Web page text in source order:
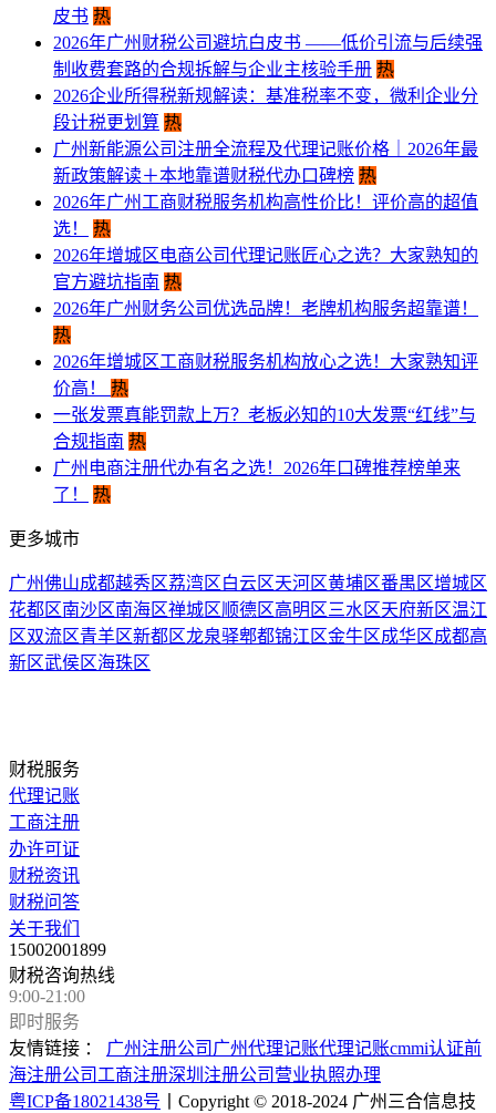
皮书 热
2026年广州财税公司避坑白皮书 ——低价引流与后续强
制收费套路的合规拆解与企业主核验手册 热
2026企业所得税新规解读：基准税率不变，微利企业分
段计税更划算 热
​广州新能源公司注册全流程及代理记账价格｜2026年最
新政策解读＋本地靠谱财税代办口碑榜 热
2026年广州工商财税服务机构高性价比！评价高的超值
选！
热
2026年增城区电商公司代理记账匠心之选？大家熟知的
官方避坑指南 热
​2026年广州财务公司优选品牌！老牌机构服务超靠谱！
热
2026年增城区工商财税服务机构放心之选！大家熟知评
价高！ ​ 热
一张发票真能罚款上万？老板必知的10大发票“红线”与
合规指南 热
广州电商注册代办有名之选！2026年口碑推荐榜单来
了！
热
更多城市
广州佛山成都越秀区荔湾区白云区天河区黄埔区番禺区增城区
花都区南沙区南海区禅城区顺德区高明区三水区天府新区温江
区双流区青羊区新都区龙泉驿郫都锦江区金牛区成华区成都高
新区武侯区海珠区
财税服务
代理记账
工商注册
办许可证
财税资讯
财税问答
关于我们
15002001899
财税咨询热线
9:00-21:00
即时服务
友情链接 ：
广州注册公司 广州代理记账代理记账cmmi认证前
海注册公司 工商注册深圳注册公司 营业执照办理
粤ICP备18021438号 丨Copyright © 2018-2024 广州三合信息技